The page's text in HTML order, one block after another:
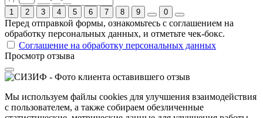
1 2 3 4 5 6 7 8 9 0
Перед отправкой формы, ознакомьтесь с соглашением на
обработку персональных данных, и отметьте чек-бокс.
Соглашение на обработку персональных данных
Просмотр отзыва
Мы используем файлы cookies для улучшения взаимодействия
с пользователем, а также собираем обезличенные